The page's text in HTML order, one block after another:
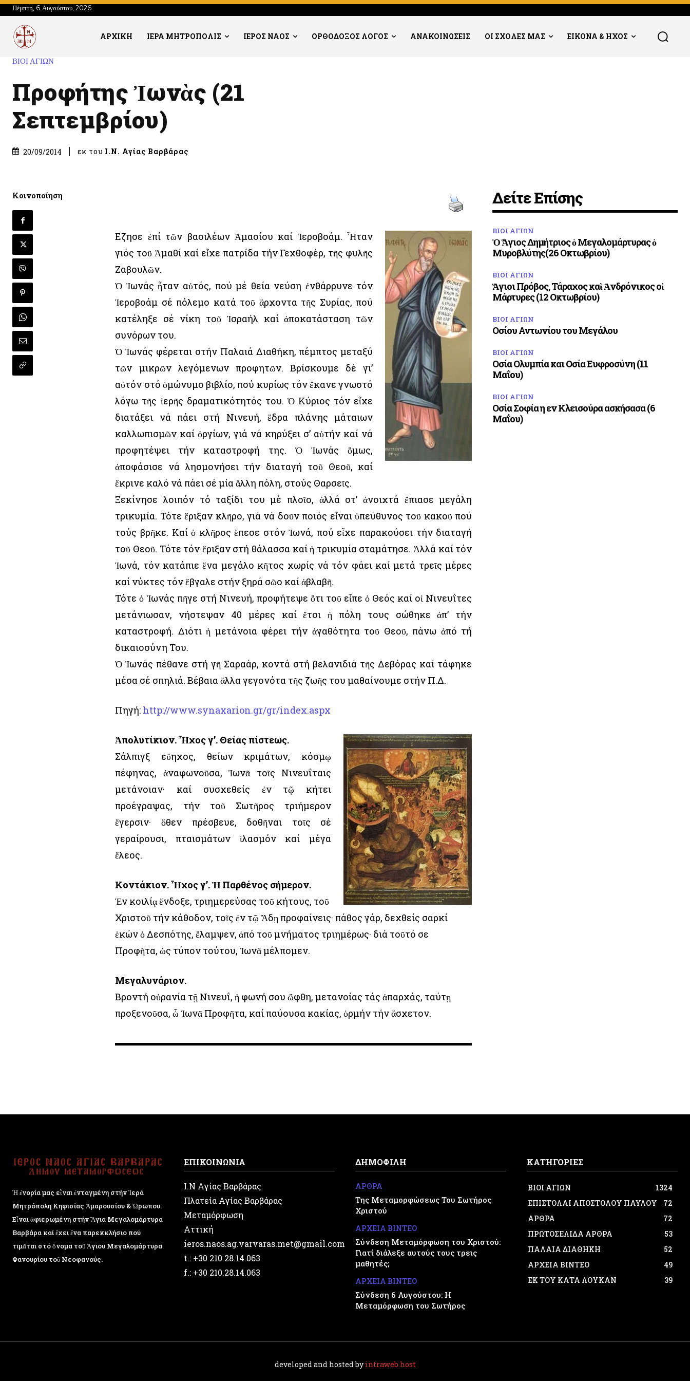
Πέμπτη, 6 Αυγούστου, 2026
ΑΡΧΙΚΗ ΙΕΡΑ ΜΗΤΡΟΠΟΛΙΣ ΙΕΡΟΣ ΝΑΟΣ ΟΡΘΟΔΟΞΟΣ ΛΟΓΟΣ ΑΝΑΚΟΙΝΩΣΕΙΣ ΟΙ ΣΧΟΛΕΣ ΜΑΣ ΕΙΚΟΝΑ & ΗΧΟΣ
ΒΙΟΙ ΑΓΙΩΝ
Προφήτης Ἰωνὰς (21
Σεπτεμβρίου)
20/09/2014 εκ του Ι.Ν. Αγίας Βαρβάρας
Κοινοποίηση
Εζησε ἐπί τῶν βασιλέων Ἀμασίου καί Ἱεροβοάμ. Ἦταν
γιός τοῦ Ἀμαθί καί εἶχε πατρίδα τήν Γεχθοφέρ, τῆς φυλῆς
Ζαβουλῶν.
Ὁ Ἰωνάς ἦταν αὐτός, πού μέ θεία νεύση ἐνθάρρυνε τόν
Ἱεροβοάμ σέ πόλεμο κατά τοῦ ἄρχοντα τῆς Συρίας, πού
κατέληξε σέ νίκη τοῦ Ἰσραήλ καί ἀποκατάσταση τῶν
συνόρων του.
Ὁ Ἰωνάς φέρεται στήν Παλαιά Διαθήκη, πέμπτος μεταξύ
τῶν μικρῶν λεγόμενων προφητῶν. Βρίσκουμε δέ γι’
αὐτόν στό ὁμώνυμο βιβλίο, πού κυρίως τόν ἔκανε γνωστό
λόγω τῆς ἱερῆς δραματικότητός του. Ὁ Κύριος τόν εἶχε
διατάξει νά πάει στή Νινευή, ἕδρα πλάνης μάταιων
καλλωπισμῶν καί ὀργίων, γιά νά κηρύξει σ’ αὐτήν καί νά
προφητέψει τήν καταστροφή της. Ὁ Ἰωνάς ὅμως,
ἀποφάσισε νά λησμονήσει τήν διαταγή τοῦ Θεοῦ, καί
ἔκρινε καλό νά πάει σέ μία ἄλλη πόλη, στούς Θαρσεῖς.
Ξεκίνησε λοιπόν τό ταξίδι του μέ πλοῖο, ἀλλά στ’ ἀνοιχτά ἔπιασε μεγάλη
τρικυμία. Τότε ἔριξαν κλῆρο, γιά νά δοῦν ποιός εἶναι ὑπεύθυνος τοῦ κακοῦ πού
τούς βρῆκε. Καί ὁ κλῆρος ἔπεσε στόν Ἰωνά, πού εἶχε παρακούσει τήν διαταγή
τοῦ Θεοῦ. Τότε τόν ἔριξαν στή θάλασσα καί ἡ τρικυμία σταμάτησε. Ἀλλά καί τόν
Ἰωνά, τόν κατάπιε ἕνα μεγάλο κῆτος χωρίς νά τόν φάει καί μετά τρεῖς μέρες
καί νύκτες τόν ἔβγαλε στήν ξηρά σῶο καί ἀβλαβῆ.
Τότε ὁ Ἰωνάς πῆγε στή Νινευή, προφήτεψε ὅτι τοῦ εἶπε ὁ Θεός καί οἱ Νινευΐτες
μετάνιωσαν, νήστεψαν 40 μέρες καί ἔτσι ἡ πόλη τους σώθηκε ἀπ’ τήν
καταστροφή. Διότι ἡ μετάνοια φέρει τήν ἀγαθότητα τοῦ Θεοῦ, πάνω ἀπό τή
δικαιοσύνη Του.
Ὁ Ἰωνάς πέθανε στή γῆ Σαραάρ, κοντά στή βελανιδιά τῆς Δεβόρας καί τάφηκε
μέσα σέ σπηλιά. Βέβαια ἄλλα γεγονότα τῆς ζωῆς του μαθαίνουμε στήν Π.Δ.
Πηγή: http://www.synaxarion.gr/gr/index.aspx
Ἀπολυτίκιον. Ἦχος γ’. Θείας πίστεως.
Σάλπιγξ εὔηχος, θείων κριμάτων, κόσμῳ
πέφηνας, ἀναφωνοῦσα, Ἰωνᾶ τοῖς Νινευΐταις
μετάνοιαν· καί συσχεθείς ἐν τῷ κήτει
προέγραψας, τήν τοῦ Σωτῆρος τριήμερον
ἔγερσιν· ὅθεν πρέσβευε, δοθῆναι τοῖς σέ
γεραίρουσι, πταισμάτων ἱλασμόν καί μέγα
ἔλεος.
Κοντάκιον. Ἦχος γ’. Ἡ Παρθένος σήμερον.
Ἐν κοιλίᾳ ἔνδοξε, τριημερεύσας τοῦ κήτους, τοῦ
Χριστοῦ τήν κάθοδον, τοῖς ἐν τῷ Ἅδῃ προφαίνεις· πάθος γάρ, δεχθείς σαρκί
ἑκών ὁ Δεσπότης, ἔλαμψεν, ἀπό τοῦ μνήματος τριημέρως· διά τοῦτό σε
Προφῆτα, ὡς τύπον τούτου, Ἰωνᾶ μέλπομεν.
Μεγαλυνάριον.
Βροντή οὐρανία τῇ Νινευΐ, ἡ φωνή σου ὤφθη, μετανοίας τάς ἀπαρχάς, ταύτῃ
προξενοῦσα, ὦ Ἰωνᾶ Προφῆτα, καί παύουσα κακίας, ὁρμήν τήν ἄσχετον.
Δείτε Επίσης
ΒΙΟΙ ΑΓΙΩΝ
Ὁ Ἅγιος Δημήτριος ὁ Μεγαλομάρτυρας ὁ
Μυροβλύτης(26 Οκτωβρίου)
ΒΙΟΙ ΑΓΙΩΝ
Ἅγιοι Πρόβος, Τάραχος καὶ Ἀνδρόνικος οἱ
Μάρτυρες (12 Οκτωβρίου)
ΒΙΟΙ ΑΓΙΩΝ
Οσίου Αντωνίου του Μεγάλου
ΒΙΟΙ ΑΓΙΩΝ
Οσία Ολυμπία και Οσία Ευφροσύνη (11
Μαΐου)
ΒΙΟΙ ΑΓΙΩΝ
Οσία Σοφία η εν Κλεισούρα ασκήσασα (6
Μαΐου)
Ἡ ἐνορία μας εἶναι ἐνταγμένη στήν Ἱερά
Μητρόπολη Κηφισίας Ἁμαρουσίου & Ὠρωπου.
Εἶναι ἀφιερωμένη στήν Ἅγια Μεγαλομάρτυρα
Βαρβάρα καί ἔχει ἕνα παρεκκλήσιο πού
τιμᾶται στό ὄνομα τοῦ Ἁγιου Μεγαλομάρτυρα
Φανουρίου τοῦ Νεοφανούς.
ΕΠΙΚΟΙΝΩΝΙΑ
Ι.Ν Αγίας Βαρβάρας
Πλατεία Αγίας Βαρβάρας
Μεταμόρφωση
Αττική
ieros.naos.ag.varvaras.met@gmail.com
t.: +30 210.28.14.063
f.: +30 210.28.14.063
ΔΗΜΟΦΙΛΗ
ΑΡΘΡΑ
Της Μεταμορφώσεως Του Σωτήρος
Χριστού
ΑΡΧΕΙΑ ΒΙΝΤΕΟ
Σύνδεση Μεταμόρφωση του Χριστού:
Γιατί διάλεξε αυτούς τους τρεις
μαθητές;
ΑΡΧΕΙΑ ΒΙΝΤΕΟ
Σύνδεση 6 Αυγούστου: Η
Μεταμόρφωση του Σωτήρος
ΚΑΤΗΓΟΡΙΕΣ
ΒΙΟΙ ΑΓΙΩΝ
1324
ΕΠΙΣΤΟΛΑΙ ΑΠΟΣΤΟΛΟΥ ΠΑΥΛΟΥ
72
ΑΡΘΡΑ
72
ΠΡΩΤΟΣΕΛΙΔΑ ΑΡΘΡΑ
53
ΠΑΛΑΙΑ ΔΙΑΘΗΚΗ
52
ΑΡΧΕΙΑ ΒΙΝΤΕΟ
49
ΕΚ ΤΟΥ ΚΑΤΑ ΛΟΥΚΑΝ
39
developed and hosted by intraweb.host